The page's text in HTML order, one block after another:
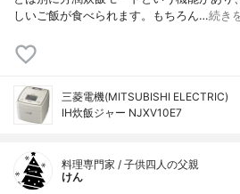
しいご飯が食べられます。もちろん…続き
三菱電機(MITSUBISHI ELECTRIC)
IH炊飯ジャー NJXV10E7
料理専門家 / 子供四人の父親
けん